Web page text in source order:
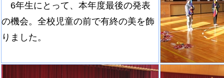
6年生にとって、本年度最後の発表
の機会。全校児童の前で有終の美を飾
りました。